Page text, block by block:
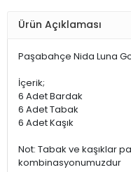
Ürün Açıklaması
Paşabahçe Nida Luna
İçerik;
6 Adet Bardak
6 Adet Tabak
6 Adet Kaşık
Not: Tabak ve kaşıklar
kombinasyonumuzdur